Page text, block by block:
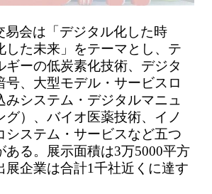
易会は「デジタル化した時
した未来」をテーマとし、テ
ギーの低炭素化技術、デジタ
号、大型モデル・サービスロ
みシステム・デジタルマニュ
グ）、バイオ医薬技術、イノ
システム・サービスなど五つ
ある。展示面積は3万5000平方
展企業は合計1千社近くに達す